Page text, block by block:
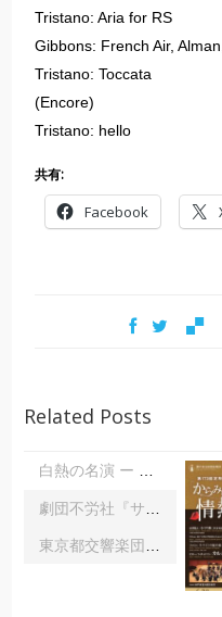
Tristano: Aria for RS
Gibbons: French Air,
Tristano: Toccata
(Encore)
Tristano: hello
共有:
Facebook
Related Posts
白熱の名演 ー 第173回 神戸市室内管弦楽団定期演奏会 「からみあう情熱」| 大田美佐子